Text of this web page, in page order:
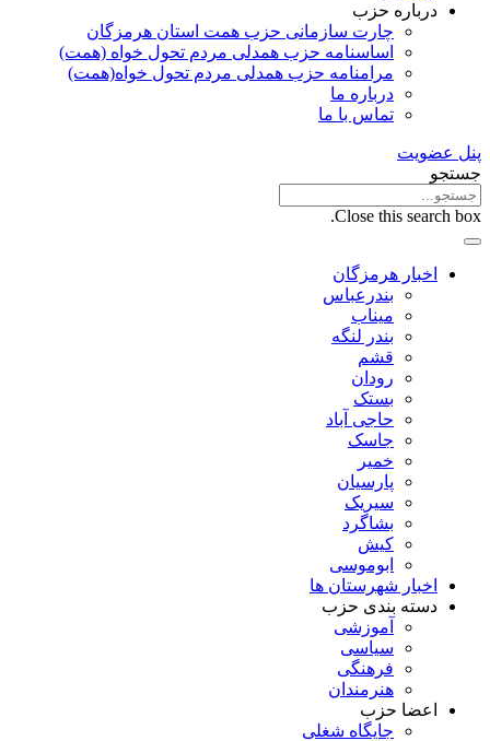
درباره حزب
چارت سازمانی حزب همت استان هرمزگان
اساسنامه حزب همدلی مردم تحول خواه (همت)
مرامنامه حزب همدلی مردم تحول خواه(همت)
درباره ما
تماس با ما
پنل عضویت
جستجو
Close this search box.
اخبار هرمزگان
بندرعباس
میناب
بندر لنگه
قشم
رودان
بستک
حاجی آباد
جاسک
خمیر
پارسیان
سیریک
بشاگرد
کیش
ابوموسی
اخبار شهرستان ها
دسته بندی حزب
آموزشی
سیاسی
فرهنگی
هنرمندان
اعضا حزب
جایگاه شغلی